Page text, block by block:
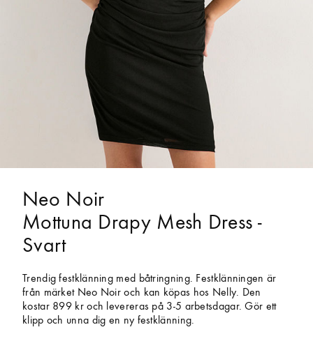
Neo Noir
Mottuna Drapy Mesh Dress -
Svart
Trendig festklänning med båtringning. Festklänningen är
från märket Neo Noir och kan köpas hos Nelly. Den
kostar 899 kr och levereras på 3-5 arbetsdagar. Gör ett
klipp och unna dig en ny festklänning.